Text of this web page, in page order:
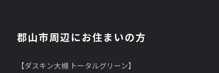
郡山市周辺にお住まいの方
【ダスキン大槻 トータルグリーン】